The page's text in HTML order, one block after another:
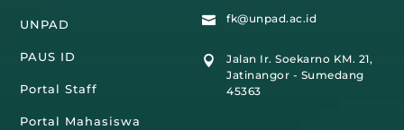
UNPAD
PAUS ID
Portal Staff
Portal Mahasiswa
 fk@unpad.ac.id

Jalan Ir. Soekarno KM. 21,
Jatinangor - Sumedang
45363